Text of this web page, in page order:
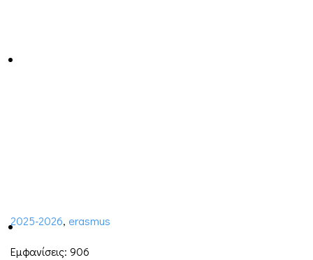
2025-2026, erasmus
Εμφανίσεις: 906